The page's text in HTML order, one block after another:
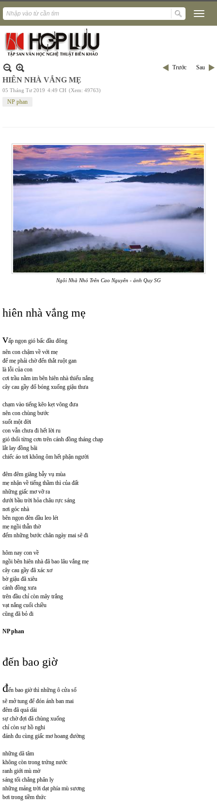
Trước Sau
HIÊN NHÀ VẮNG MẸ
05 Tháng Tư 2019 4:49 CH (Xem: 49763)
NP phan
Ngôi Nhà Nhỏ Trên Cao Nguyên - ảnh Quy SG
hiên nhà vắng mẹ
vấp ngọn gió bấc đầu đông
nên con chậm về với mẹ
để mẹ phải chờ đến thắt ruột gan
là lỗi của con
cơi trầu nằm im bên hiên nhà thiếu nắng
cây cau gầy đổ bóng xuống giậu thưa
chạm vào tiếng kẽo kẹt võng đưa
nên con chùng bước
suốt một đời
con vẫn chưa đi hết lời ru
gió thổi từng cơn trên cánh đồng tháng chạp
lắt lay đồng bãi
chiếc áo tơi không ôm hết phận người
đêm đêm giăng bẫy vụ mùa
mẹ nhận về tiếng thầm thì của đất
những giấc mơ vỡ ra
dưới bầu trời hỏa châu rực sáng
nơi góc nhà
bên ngọn đèn dầu leo lét
mẹ ngồi thẫn thờ
đếm những bước chân ngày mai sẽ đi
hôm nay con về
ngồi bên hiên nhà đã bao lâu vắng mẹ
cây cau gầy đã xác xơ
bờ giậu đã xiêu
cánh đồng xưa
trên đầu chỉ còn mây trắng
vạt nắng cuối chiều
cũng đã bỏ đi
NP phan
đến bao giờ
đến bao giờ thì những ô cửa sổ
sẽ mở tung để đón ánh ban mai
đêm đã quá dài
sự chờ đợi đã chùng xuống
chỉ còn sự hồ nghi
đánh đu cùng giấc mơ hoang đường
những dã tâm
không còn trong trứng nước
ranh giới mù mờ
sáng tối chẳng phân ly
những mảng trời dạt phía mù sương
bơi trong tiềm thức